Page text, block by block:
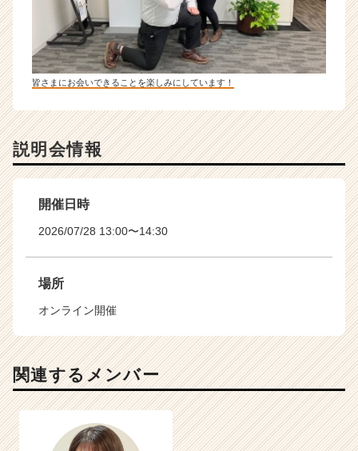
皆さまにお会いできることを楽しみにしています！
説明会情報
開催日時
2026/07/28 13:00〜14:30
場所
オンライン開催
関連するメンバー